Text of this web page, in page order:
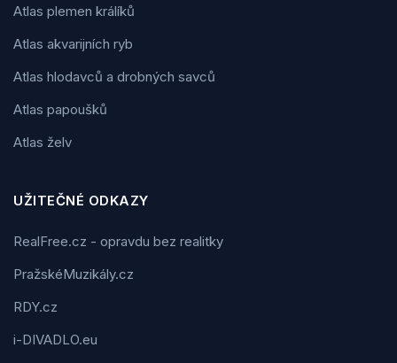
Atlas plemen králíků
Atlas akvarijních ryb
Atlas hlodavců a drobných savců
Atlas papoušků
Atlas želv
UŽITEČNÉ ODKAZY
RealFree.cz - opravdu bez realitky
PražskéMuzikály.cz
RDY.cz
i-DIVADLO.eu